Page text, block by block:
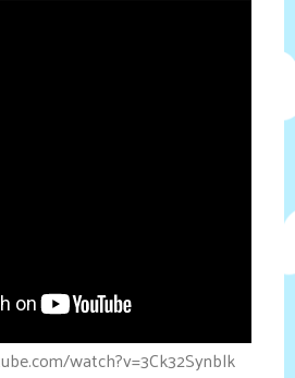
watch?v=3Ck32Synblk